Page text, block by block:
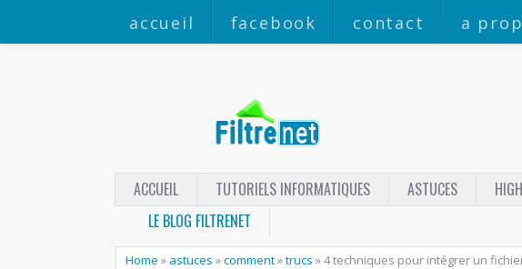
accueil facebook contact a
ACCUEIL TUTORIELS INFORMATIQUES ASTUCES
LE BLOG FILTRENET
Home » astuces »comment»trucs »4 techniques pour intégrer un